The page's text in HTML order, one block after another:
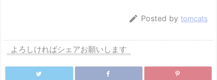
 Posted by tomcats
よろしければシェアお願いします